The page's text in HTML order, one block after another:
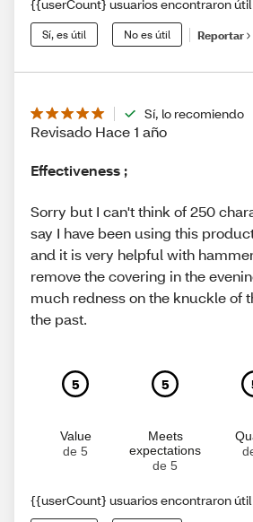
{{userCount} usuarios encontraron
Sí, es útil No es útil Reportar
Sí, lo recomiendo
Revisado Hace 1 año
Effectiveness ;
Sorry but I can't think of 250
say I have been using this
and it is very helpful with
remove the covering in the
much redness on the knuckle of
the past.
5
Value
de 5
5
Meets
expectations
de 5
{{userCount} usuarios encontraron